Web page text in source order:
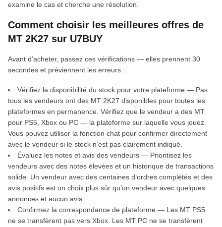
examine le cas et cherche une résolution.
Comment choisir les meilleures offres de
MT 2K27 sur U7BUY
Avant d’acheter, passez ces vérifications — elles prennent 30
secondes et préviennent les erreurs :
Vérifiez la disponibilité du stock pour votre plateforme — Pas
tous les vendeurs ont des MT 2K27 disponibles pour toutes les
plateformes en permanence. Vérifiez que le vendeur a des MT
pour PS5, Xbox ou PC — la plateforme sur laquelle vous jouez.
Vous pouvez utiliser la fonction chat pour confirmer directement
avec le vendeur si le stock n’est pas clairement indiqué.
Évaluez les notes et avis des vendeurs — Prioritisez les
vendeurs avec des notes élevées et un historique de transactions
solide. Un vendeur avec des centaines d’ordres complétés et des
avis positifs est un choix plus sûr qu’un vendeur avec quelques
annonces et aucun avis.
Confirmez la correspondance de plateforme — Les MT PS5
ne se transfèrent pas vers Xbox. Les MT PC ne se transfèrent